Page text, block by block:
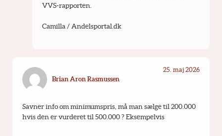
VVS-rapporten.
Camilla / Andelsportal.dk
Brian Aron Rasmussen
25. maj 2026
Savner info om minimumspris, må man sælge til 200.000
hvis den er vurderet til 500.000 ? Eksempelvis